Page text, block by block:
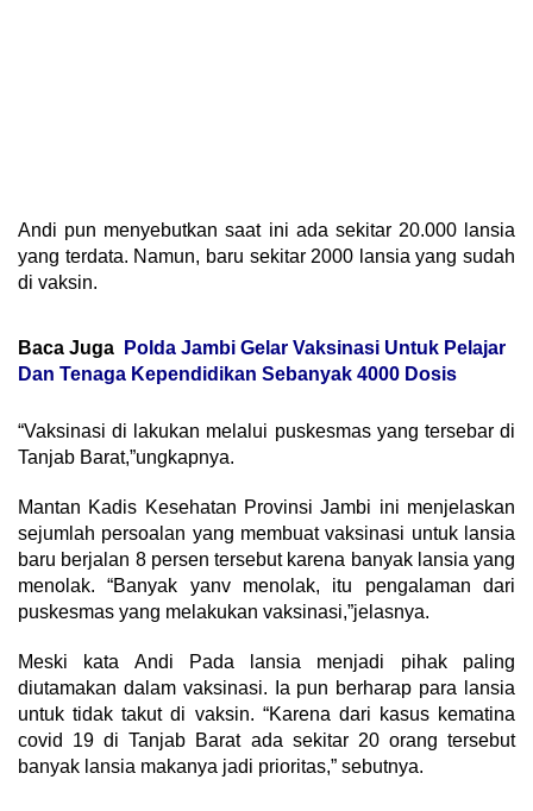
Andi pun menyebutkan saat ini ada sekitar 20.000 lansia
yang terdata. Namun, baru sekitar 2000 lansia yang sudah
di vaksin.
Baca Juga
Polda Jambi Gelar Vaksinasi Untuk Pelajar
Dan Tenaga Kependidikan Sebanyak 4000 Dosis
“Vaksinasi di lakukan melalui puskesmas yang tersebar di
Tanjab Barat,”ungkapnya.
Mantan Kadis Kesehatan Provinsi Jambi ini menjelaskan
sejumlah persoalan yang membuat vaksinasi untuk lansia
baru berjalan 8 persen tersebut karena banyak lansia yang
menolak. “Banyak yanv menolak, itu pengalaman dari
puskesmas yang melakukan vaksinasi,”jelasnya.
Meski kata Andi Pada lansia menjadi pihak paling
diutamakan dalam vaksinasi. Ia pun berharap para lansia
untuk tidak takut di vaksin. “Karena dari kasus kematina
covid 19 di Tanjab Barat ada sekitar 20 orang tersebut
banyak lansia makanya jadi prioritas,” sebutnya.